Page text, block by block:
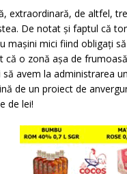
extraordinară, de altfel,
De notat şi faptul că
maşini mici fiind obligaţi
că o zonă aşa de
avem la administrarea
de un proiect de
de lei!